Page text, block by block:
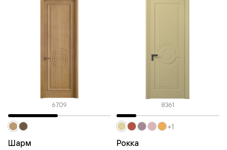
6709
Шарм
8361
Рокка
+1